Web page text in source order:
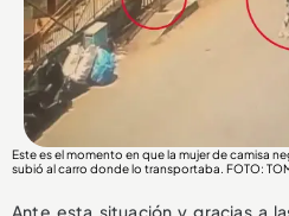
Este es el momento en que la mujer de camisa
subió al carro donde lo transportaba. FOTO:
Ante esta situación y gracias a